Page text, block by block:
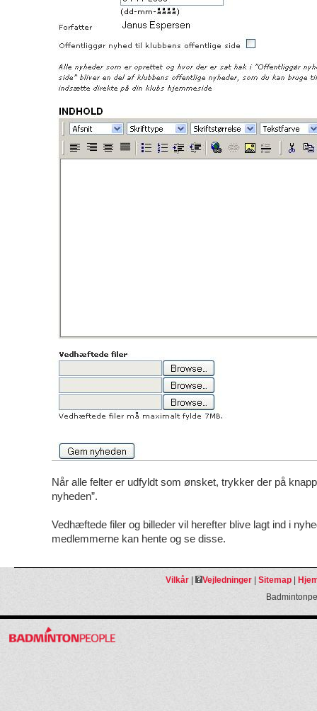
Når alle felter er udfyldt som ønsket, trykker der på
nyheden”.
Vedhæftede filer og billeder vil herefter blive lagt ind i
medlemmerne kan hente og se disse.
Vilkår| Vejledninger| Sitemap|